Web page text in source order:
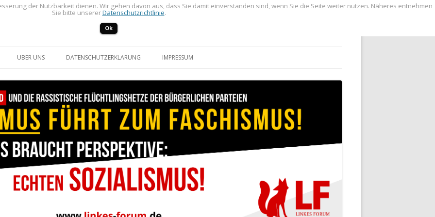
ÜBER UNS DATENSCHUTZERKLÄRUNG IMPRESSUM
der Nutzbarkeit dienen. Wir gehen davon aus, dass Sie damit einverstanden sind, wenn Sie die Seite weiter nutzen. Näheres entnehmen
Sie bitte unsererDatenschutzrichtlinie.
Ok